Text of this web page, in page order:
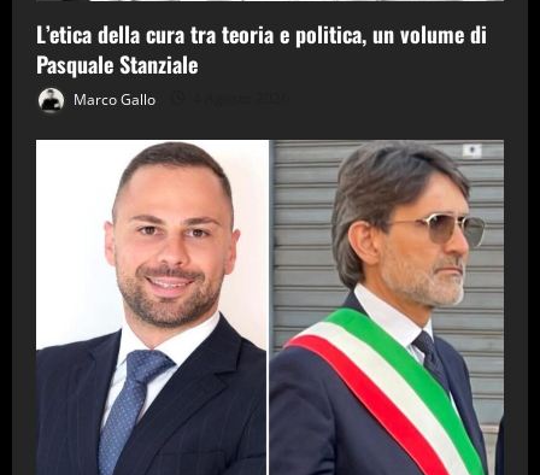
L’etica della cura tra teoria e politica, un volume di
Pasquale Stanziale
Marco Gallo